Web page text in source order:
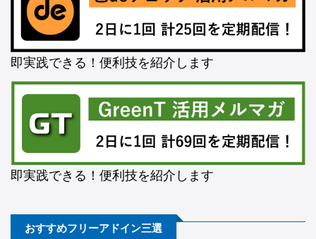
即実践できる！便利技を紹介します
即実践できる！便利技を紹介します
おすすめフリーアドイン三選